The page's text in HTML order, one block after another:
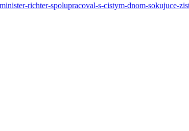
richter-spolupracoval-s-cistym-dnom-sokujuce-